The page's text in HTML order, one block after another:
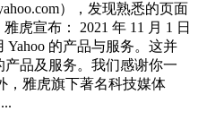
），发现熟悉的页面
虎宣布： 2021 年 11 月 1 日
的产品与服务。这并
产品及服务。我们感谢你一
，雅虎旗下著名科技媒体